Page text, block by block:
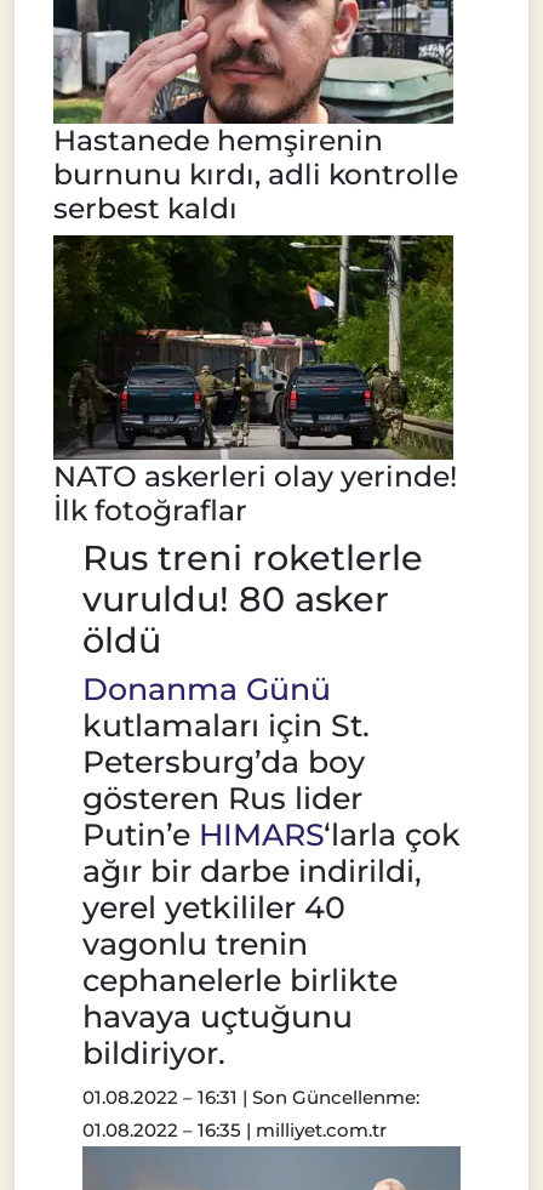
Hastanede hemşirenin
burnunu kırdı, adli kontrolle
serbest kaldı
NATO askerleri olay yerinde!
İlk fotoğraflar
Rus treni roketlerle
vuruldu! 80 asker
öldü
Donanma Günü
kutlamaları için St.
Petersburg’da boy
gösteren Rus lider
Putin’e HIMARS‘larla çok
ağır bir darbe indirildi,
yerel yetkililer 40
vagonlu trenin
cephanelerle birlikte
havaya uçtuğunu
bildiriyor.
01.08.2022 – 16:31 | Son Güncellenme:
01.08.2022 – 16:35 | milliyet.com.tr